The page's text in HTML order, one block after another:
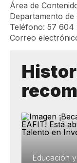
Área de
Departamento de
Teléfono: 57 604
Correo
Educación